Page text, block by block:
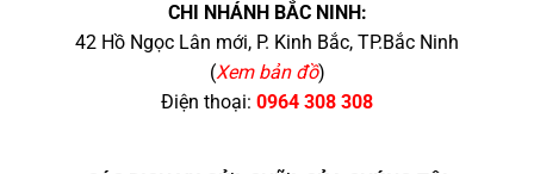
CHI NHÁNH BẮC NINH:
42 Hồ Ngọc Lân mới, P. Kinh Bắc, TP.Bắc Ninh
(Xem bản đồ)
Điện thoại: 0964 308 308